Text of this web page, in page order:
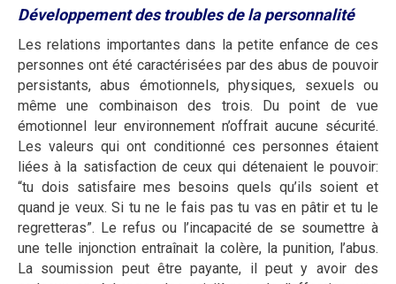
Développement des troubles de la personnalité
Les relations importantes dans la petite enfance de ces
personnes ont été caractérisées par des abus de pouvoir
persistants, abus émotionnels, physiques, sexuels ou
même une combinaison des trois. Du point de vue
émotionnel leur environnement n’offrait aucune sécurité.
Les valeurs qui ont conditionné ces personnes étaient
liées à la satisfaction de ceux qui détenaient le pouvoir:
“tu dois satisfaire mes besoins quels qu’ils soient et
quand je veux. Si tu ne le fais pas tu vas en pâtir et tu le
regretteras”. Le refus ou l’incapacité de se soumettre à
une telle injonction entraînait la colère, la punition, l’abus.
La soumission peut être payante, il peut y avoir des